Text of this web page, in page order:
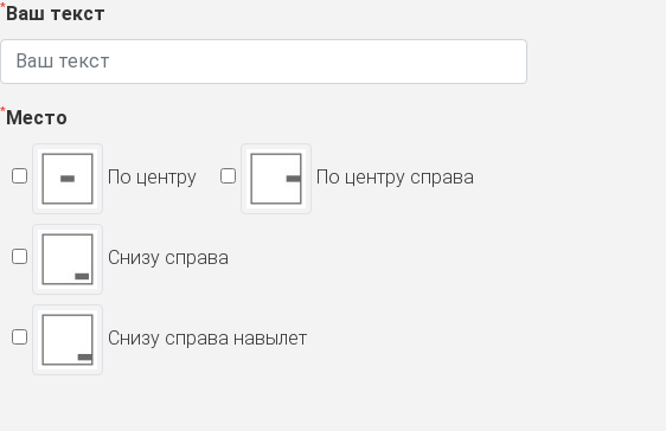
Ваш текст
Место
По центру По центру справа
Снизу справа
Снизу справа навылет